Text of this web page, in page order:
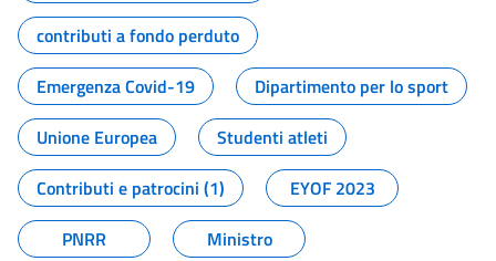
contributi a fondo perduto
Emergenza Covid-19
Dipartimento per lo sport
Unione Europea
Studenti atleti
Contributi e patrocini (1)
EYOF 2023
PNRR
Ministro